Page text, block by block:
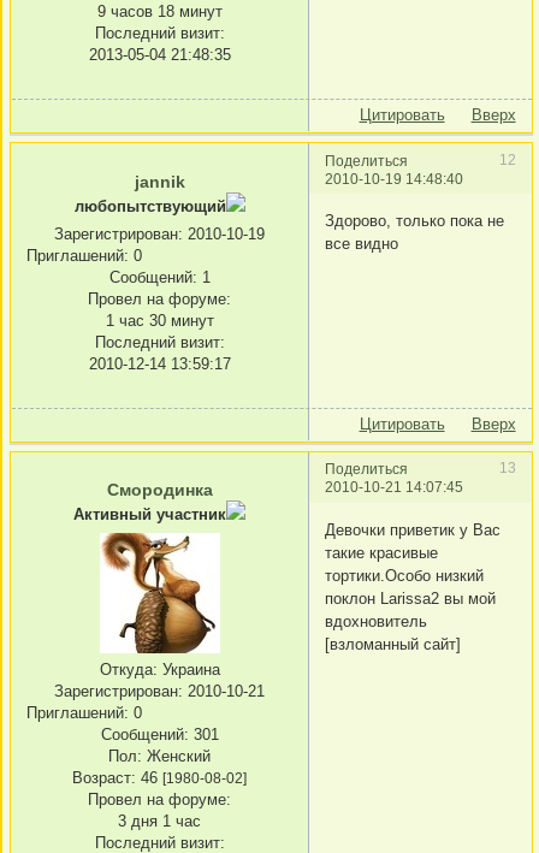
9 часов 18 минут
Последний визит:
2013-05-04 21:48:35
Цитировать Вверх
Поделиться
12
2010-10-19 14:48:40
jannik
любопытствующий
Зарегистрирован: 2010-10-19
Приглашений: 0
Сообщений: 1
Провел на форуме:
1 час 30 минут
Последний визит:
2010-12-14 13:59:17
Здорово, только пока не
все видно
Цитировать Вверх
Поделиться
13
2010-10-21 14:07:45
Смородинка
Активный участник
Откуда: Украина
Зарегистрирован: 2010-10-21
Приглашений: 0
Сообщений: 301
Пол: Женский
Возраст: 46 [1980-08-02]
Провел на форуме:
3 дня 1 час
Последний визит:
Девочки приветик у Вас
такие красивые
тортики.Особо низкий
поклон Larissa2 вы мой
вдохновитель
[взломанный сайт]